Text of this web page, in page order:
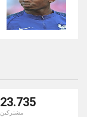
23.735
مشتركين